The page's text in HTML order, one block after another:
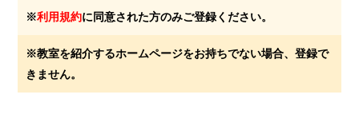
※利用規約に同意された方のみご登録ください。
※教室を紹介するホームページをお持ちでない場合、登録で
きません。